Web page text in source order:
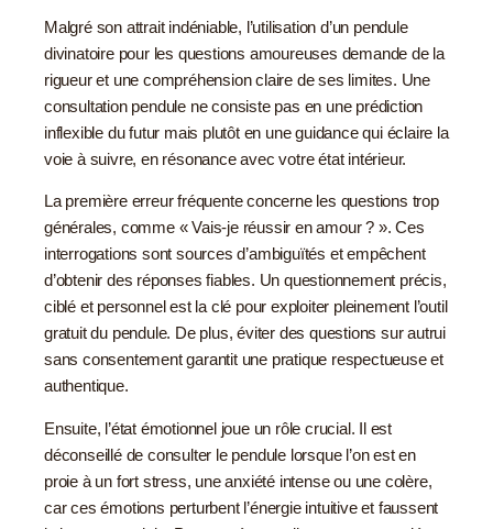
Malgré son attrait indéniable, l’utilisation d’un pendule
divinatoire pour les questions amoureuses demande de la
rigueur et une compréhension claire de ses limites. Une
consultation pendule ne consiste pas en une prédiction
inflexible du futur mais plutôt en une guidance qui éclaire la
voie à suivre, en résonance avec votre état intérieur.
La première erreur fréquente concerne les questions trop
générales, comme « Vais-je réussir en amour ? ». Ces
interrogations sont sources d’ambiguïtés et empêchent
d’obtenir des réponses fiables. Un questionnement précis,
ciblé et personnel est la clé pour exploiter pleinement l’outil
gratuit du pendule. De plus, éviter des questions sur autrui
sans consentement garantit une pratique respectueuse et
authentique.
Ensuite, l’état émotionnel joue un rôle crucial. Il est
déconseillé de consulter le pendule lorsque l’on est en
proie à un fort stress, une anxiété intense ou une colère,
car ces émotions perturbent l’énergie intuitive et faussent